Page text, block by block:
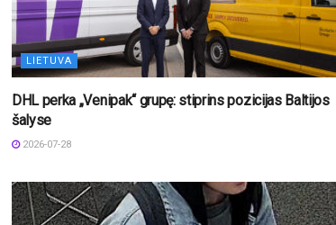
LIETUVA
DHL perka „Venipak“ grupę: stiprins pozicijas Baltijos
šalyse
2026-07-28